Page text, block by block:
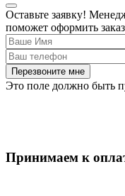
Оставьте заявку!
поможет оформить заказ
Перезвоните мне
Это поле должно быть
Принимаем к